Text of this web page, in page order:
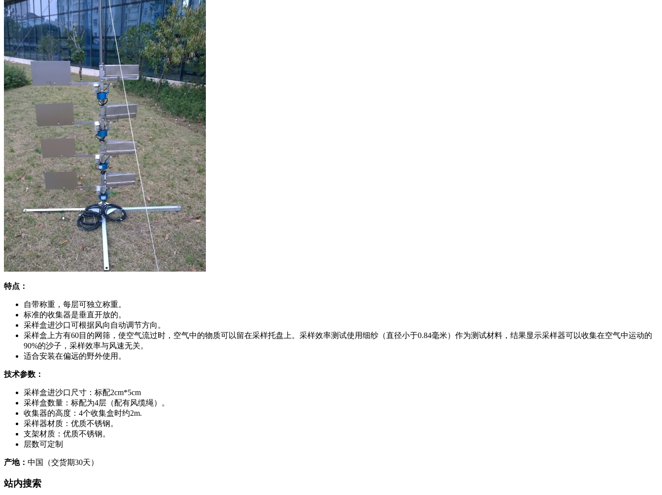
特点：
自带称重，每层可独立称重。
标准的收集器是垂直开放的。
采样盒进沙口可根据风向自动调节方向。
采样盒上方有60目的网筛，使空气流过时，空气中的物质可以留在采样托盘上。采样效率测试使用细纱（直径小于0.84毫米）作为测试材料，结果显示采样器可以收集在空气中运动的
90%的沙子，采样效率与风速无关。
适合安装在偏远的野外使用。
技术参数：
采样盒进沙口尺寸：标配2cm*5cm
采样盒数量：标配为4层（配有风缆绳）。
收集器的高度：4个收集盒时约2m.
采样器材质：优质不锈钢。
支架材质：优质不锈钢。
层数可定制
产地： 中国（交货期30天）
站内搜索